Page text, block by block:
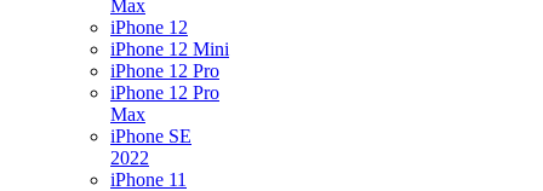
Max
iPhone 12
iPhone 12 Mini
iPhone 12 Pro
iPhone 12 Pro
Max
iPhone SE
2022
iPhone 11